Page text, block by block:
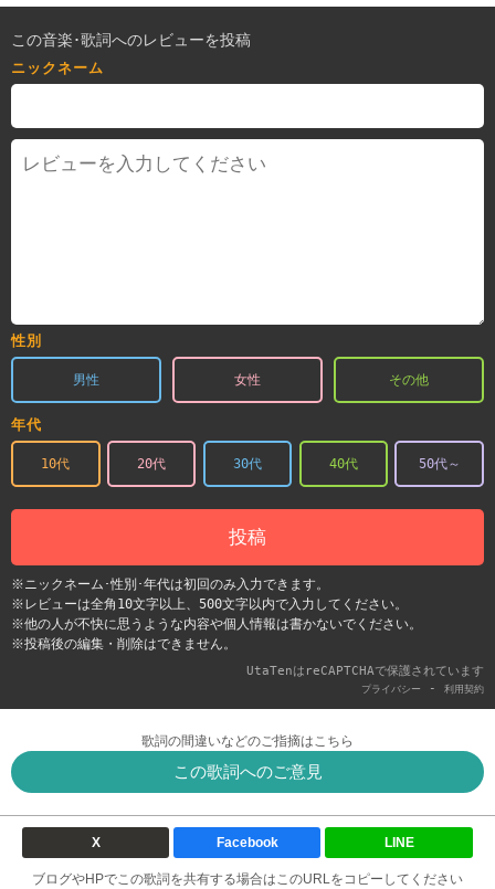
この音楽･歌詞へのレビューを投稿
ニックネーム
性別
男性 女性 その他
年代
10代 20代 30代 40代 50代～
投稿
※ニックネーム･性別･年代は初回のみ入力できます。
※レビューは全角10文字以上、500文字以内で入力してください。
※他の人が不快に思うような内容や個人情報は書かないでください。
※投稿後の編集・削除はできません。
UtaTenはreCAPTCHAで保護されています
プライバシー - 利用契約
歌詞の間違いなどのご指摘はこちら
この歌詞へのご意見
X Facebook LINE
ブログやHPでこの歌詞を共有する場合はこのURLをコピーしてください